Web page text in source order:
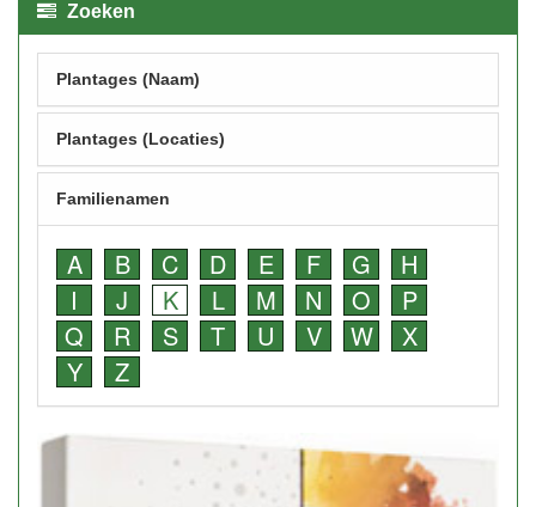
Zoeken
Plantages (Naam)
Plantages (Locaties)
Familienamen
A B C D E F G
H
I
J K L M N O
P
Q
R S T U V W
X
Y
Z